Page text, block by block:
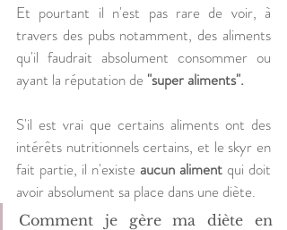
Et pourtant il n'est pas rare de voir, à
travers des pubs notamment, des aliments
qu'il faudrait absolument consommer ou
ayant la réputation de "super aliments".
S'il est vrai que certains aliments ont des
intérêts nutritionnels certains, et le skyr en
fait partie, il n'existe aucun aliment qui doit
avoir absolument sa place dans une diète.
Comment je gère ma diète en